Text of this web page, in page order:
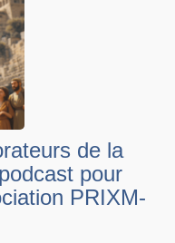
de la
pour
PRIXM-